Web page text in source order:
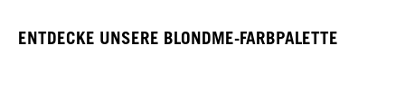
ENTDECKE UNSERE BLONDME-FARBPALETTE